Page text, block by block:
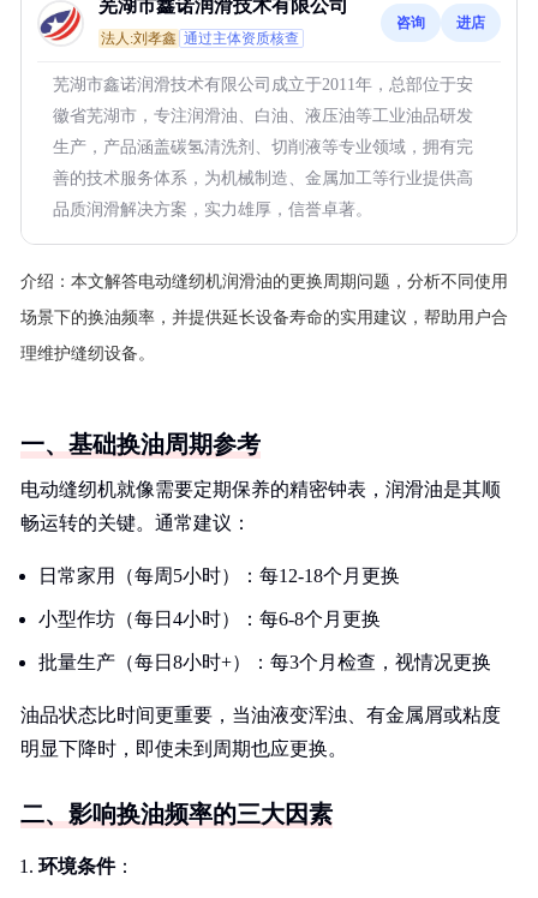
芜湖市鑫诺润滑技术有限公司
法人:刘孝鑫 通过主体资质核查
咨询 进店
芜湖市鑫诺润滑技术有限公司成立于2011年，总部位于安
徽省芜湖市，专注润滑油、白油、液压油等工业油品研发
生产，产品涵盖碳氢清洗剂、切削液等专业领域，拥有完
善的技术服务体系，为机械制造、金属加工等行业提供高
品质润滑解决方案，实力雄厚，信誉卓著。
介绍： 本文解答电动缝纫机润滑油的更换周期问题，分析不同使用
场景下的换油频率，并提供延长设备寿命的实用建议，帮助用户合
理维护缝纫设备。
一、基础换油周期参考
电动缝纫机就像需要定期保养的精密钟表，润滑油是其顺
畅运转的关键。通常建议：
日常家用（每周5小时）：每12-18个月更换
小型作坊（每日4小时）：每6-8个月更换
批量生产（每日8小时+）：每3个月检查，视情况更换
油品状态比时间更重要，当油液变浑浊、有金属屑或粘度
明显下降时，即使未到周期也应更换。
二、影响换油频率的三大因素
环境条件：